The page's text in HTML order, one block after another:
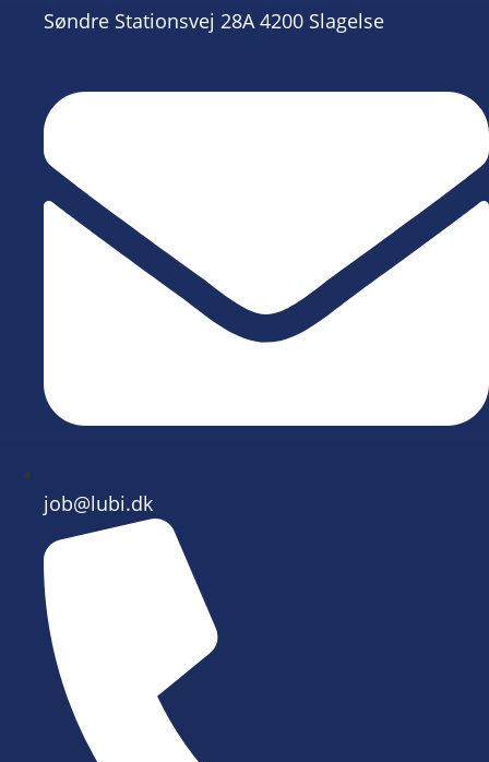
Søndre Stationsvej 28A 4200 Slagelse
job@lubi.dk